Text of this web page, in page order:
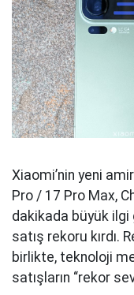
Xiaomi’nin yeni
Pro / 17 Pro Max,
dakikada büyük
satış rekoru kırdı.
birlikte, teknoloji
satışların “rekor